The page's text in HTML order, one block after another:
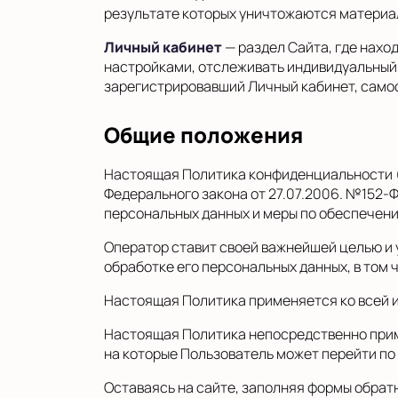
результате которых уничтожаются
Личный кабинет— раздел Сайта, где
настройками, отслеживать
зарегистрировавший Личный кабинет,
Общие положения
Настоящая Политика конфиденциальности
Федерального закона от 27.07.2006. №152-
персональных данных и меры по
Оператор ставит своей важнейшей целью
обработке его персональных данных, в
Настоящая Политика применяется ко
Настоящая Политика непосредственно
на которые Пользователь может перейти
Оставаясь на сайте, заполняя формы